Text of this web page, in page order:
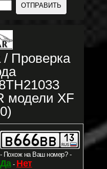
Проверка
модели XF
- Похож на Ваш номер? -
Да- Нет